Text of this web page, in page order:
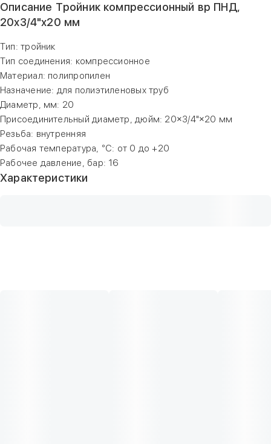
Описание Тройник компрессионный вр ПНД,
20х3/4"х20 мм
Тип: тройник
Тип соединения: компрессионное
Материал: полипропилен
Назначение: для полиэтиленовых труб
Диаметр, мм: 20
Присоединительный диаметр, дюйм: 20×3/4"×20 мм
Резьба: внутренняя
Рабочая температура, °С: от 0 до +20
Рабочее давление, бар: 16
Характеристики